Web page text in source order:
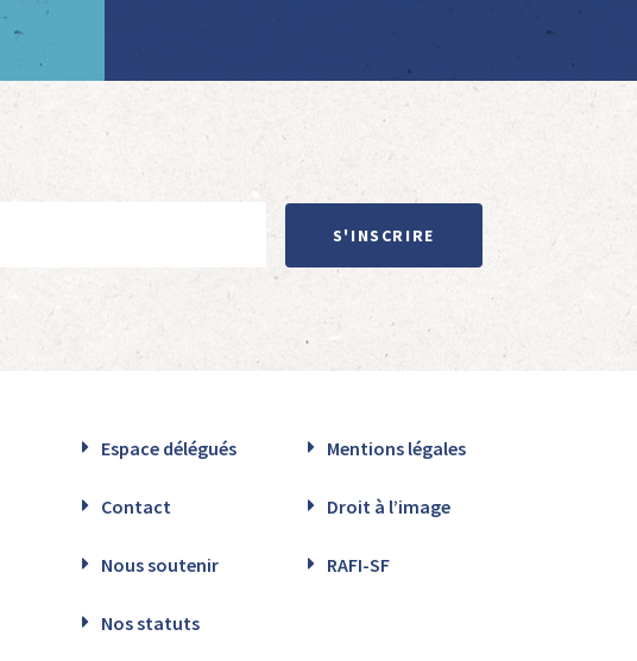
S'INSCRIRE
Espace délégués Mentions légales
Contact Droit à l’image
Nous soutenir RAFI-SF
Nos statuts